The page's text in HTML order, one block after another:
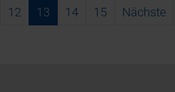
12 13 14 15 Nächste